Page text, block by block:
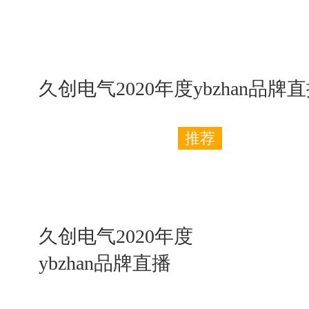
久创电气2020年度ybzhan品牌
推荐
久创电气2020年度
ybzhan品牌直播